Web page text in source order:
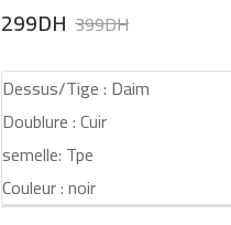
399DHOriginal
price
was:
299DH
Current
price
is:
Dessus/Tige : Daim
Doublure : Cuir
semelle: Tpe
Couleur : noir